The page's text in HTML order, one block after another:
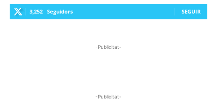
3,252 Seguidors SEGUIR
-Publicitat-
-Publicitat-